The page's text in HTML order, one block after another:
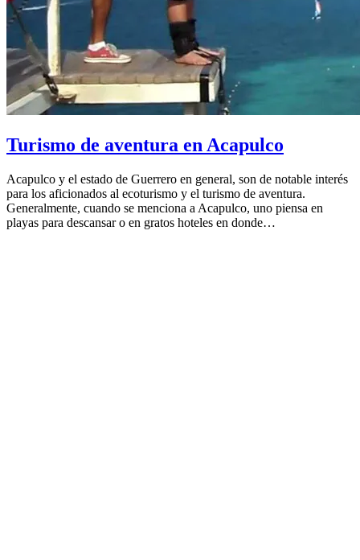
Turismo de aventura en Acapulco
Acapulco y el estado de Guerrero en general, son de notable interés
para los aficionados al ecoturismo y el turismo de aventura.
Generalmente, cuando se menciona a Acapulco, uno piensa en
playas para descansar o en gratos hoteles en donde…